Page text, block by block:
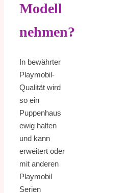
Modell
nehmen?
In bewährter
Playmobil-
Qualität wird
so ein
Puppenhaus
ewig halten
und kann
erweitert oder
mit anderen
Playmobil
Serien